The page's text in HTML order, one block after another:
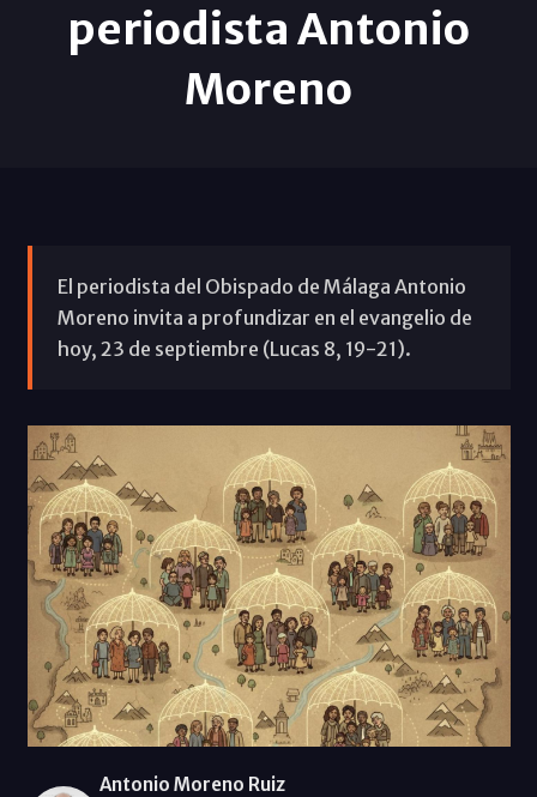
periodista Antonio
Moreno
El periodista del Obispado de Málaga Antonio
Moreno invita a profundizar en el evangelio de
hoy, 23 de septiembre (Lucas 8, 19-21).
Antonio Moreno Ruiz